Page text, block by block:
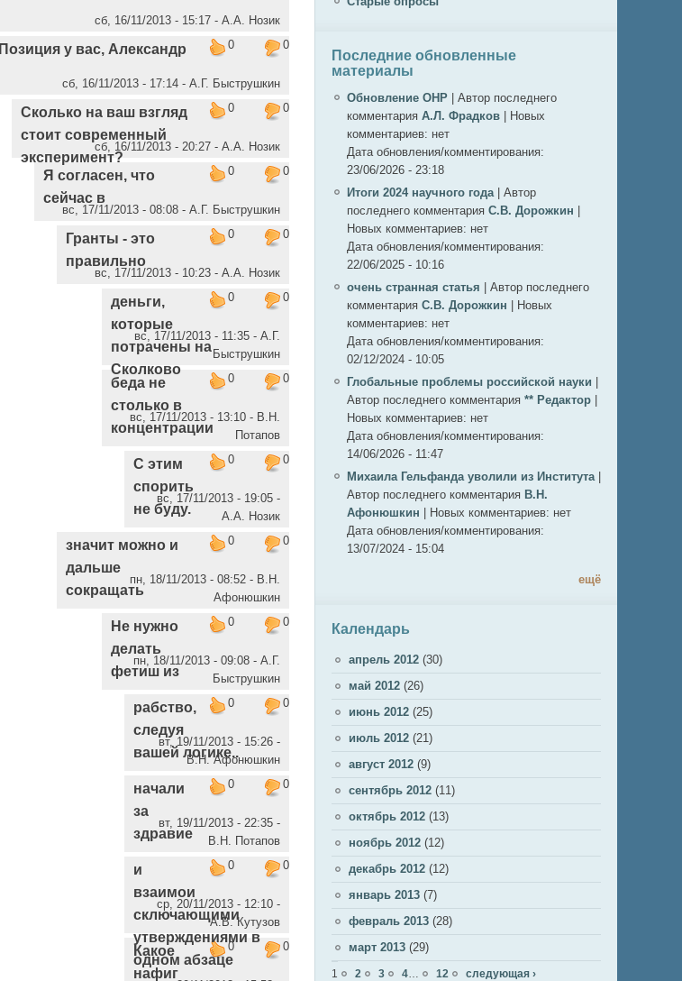
сб, 16/11/2013 - 15:17 - А.А. Нозик
0
0
Позиция у вас, Александр
сб, 16/11/2013 - 17:14 - А.Г. Быструшкин
0
0
Сколько на ваш взгляд
стоит современный
эксперимент?
сб, 16/11/2013 - 20:27 - А.А. Нозик
0
0
Я согласен, что
сейчас в
вс, 17/11/2013 - 08:08 - А.Г. Быструшкин
0
0
Гранты - это
правильно
вс, 17/11/2013 - 10:23 - А.А. Нозик
0
0
деньги,
которые
потрачены на
Сколково
вс, 17/11/2013 - 11:35 - А.Г.
Быструшкин
0
0
беда не
столько в
концентрации
вс, 17/11/2013 - 13:10 - В.Н.
Потапов
0
0
С этим
спорить
не буду.
вс, 17/11/2013 - 19:05 -
А.А. Нозик
0
0
значит можно и
дальше
сокращать
пн, 18/11/2013 - 08:52 - В.Н.
Афонюшкин
0
0
Не нужно
делать
фетиш из
пн, 18/11/2013 - 09:08 - А.Г.
Быструшкин
0
0
рабство,
следуя
вашей логике..
вт, 19/11/2013 - 15:26 -
В.Н. Афонюшкин
0
0
начали
за
здравие
вт, 19/11/2013 - 22:35 -
В.Н. Потапов
0
0
и
взаимои
сключающими
утверждениями в
одном абзаце
ср, 20/11/2013 - 12:10 -
А.В. Кутузов
0
0
Какое
нафиг
Последние обновленные
материалы
Обновление ОНР
Автор последнего
комментария А.Л. Фрадков
Новых
комментариев: нет
Дата обновления/комментирования:
23/06/2026 - 23:18
Итоги 2024 научного года
Автор
последнего комментария С.В. Дорожкин
Новых комментариев: нет
Дата обновления/комментирования:
22/06/2025 - 10:16
очень странная статья
Автор последнего
комментария С.В. Дорожкин
Новых
комментариев: нет
Дата обновления/комментирования:
02/12/2024 - 10:05
Глобальные проблемы российской науки
Автор последнего комментария ** Редактор
Новых комментариев: нет
Дата обновления/комментирования:
14/06/2026 - 11:47
Михаила Гельфанда уволили из Института
Автор последнего комментария В.Н.
Афонюшкин
Новых комментариев: нет
Дата обновления/комментирования:
13/07/2024 - 15:04
ещё
Календарь
апрель 2012 (30)
май 2012 (26)
июнь 2012 (25)
июль 2012 (21)
август 2012 (9)
сентябрь 2012 (11)
октябрь 2012 (13)
ноябрь 2012 (12)
декабрь 2012 (12)
январь 2013 (7)
февраль 2013 (28)
март 2013 (29)
Страницы
1 2 3 4 12 следующая ›